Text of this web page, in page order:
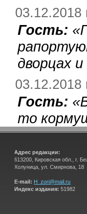
03.12.2018
Гость: «
дворцах
03.12.2018
Гость: «
то
Адрес редакции:
613200, Кировская обл., г.
Холуница, ул. Смирнова, 18
E-mail: H_zori@mail.ru
Индекс издания: 51982